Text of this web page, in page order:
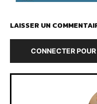
LAISSER UN
CONNECTER